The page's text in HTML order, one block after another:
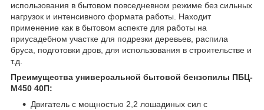
использования в бытовом повседневном режиме без сильных
нагрузок и интенсивного формата работы. Находит
применение как в бытовом аспекте для работы на
приусадебном участке для подрезки деревьев, распила
бруса, подготовки дров, для использования в строительстве и
т.д.
Преимущества универсальной бытовой бензопилы ПБЦ-
М450 40П:
Двигатель с мощностью 2,2 лошадиных сил с